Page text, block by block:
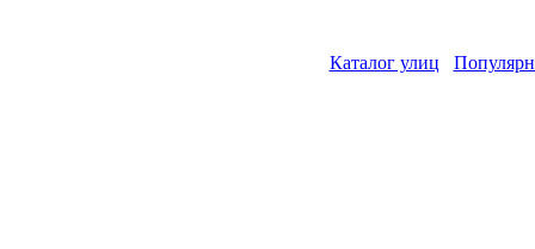
Каталог улиц